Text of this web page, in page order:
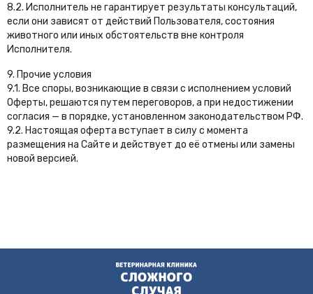
8.2. Исполнитель не гарантирует результаты консультаций,
если они зависят от действий Пользователя, состояния
животного или иных обстоятельств вне контроля
Исполнителя.
9. Прочие условия
9.1. Все споры, возникающие в связи с исполнением условий
Оферты, решаются путем переговоров, а при недостижении
согласия — в порядке, установленном законодательством РФ.
9.2. Настоящая оферта вступает в силу с момента
размещения на Сайте и действует до её отмены или замены
новой версией.